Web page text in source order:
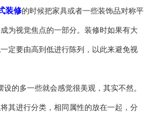
装修的时候把家具或者一些装饰品对称平
为视觉焦点的一部分。装修时如果有大
定要由高到低进行陈列，以此来避免视
的多一些就会感觉很美观，其实不然。
其进行分类，相同属性的放在一起，分